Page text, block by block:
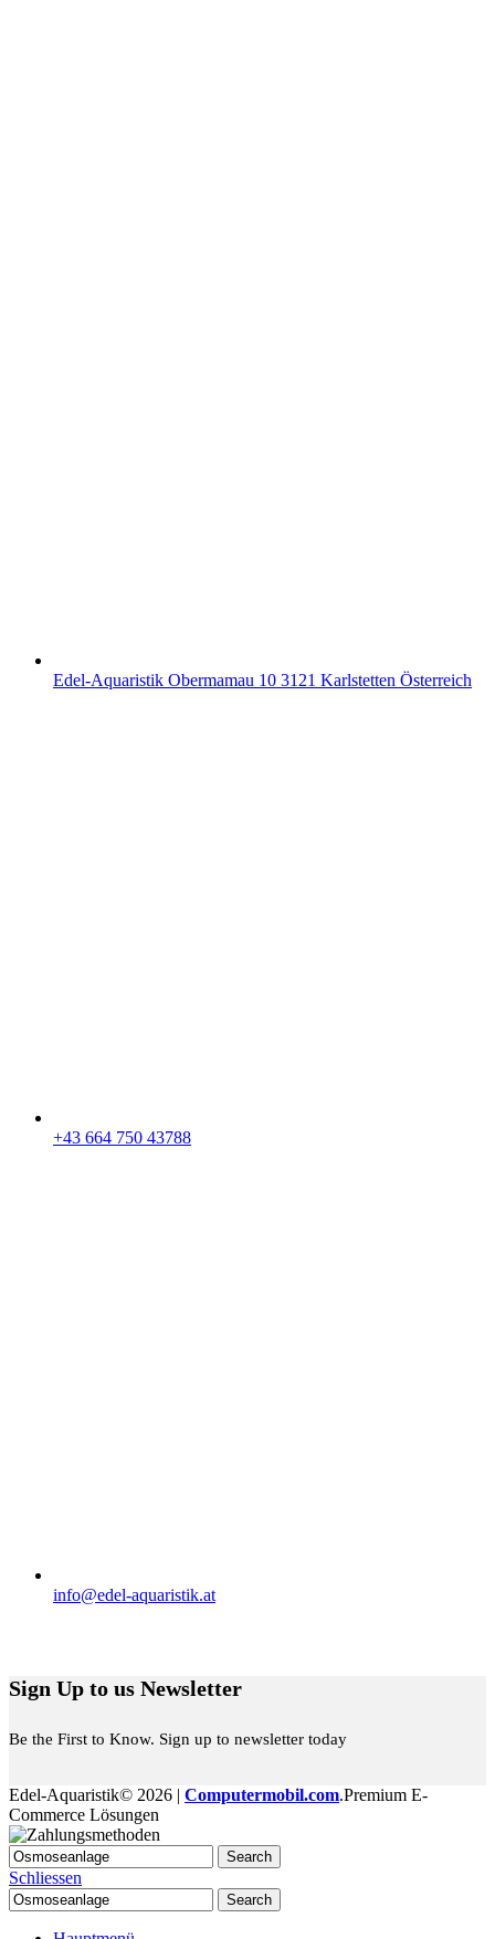
Edel-Aquaristik Obermamau 10 3121 Karlstetten Österreich
+43 664 750 43788
info@edel-aquaristik.at
Sign Up to us Newsletter
Be the First to Know. Sign up to newsletter today
Edel-Aquaristik© 2026 | Computermobil.com.Premium E-
Commerce Lösungen
Search
Schliessen
Search